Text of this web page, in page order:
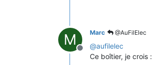
M
Offline
Marc @AuFilElec
@aufilelec
Ce boîtier, je crois :